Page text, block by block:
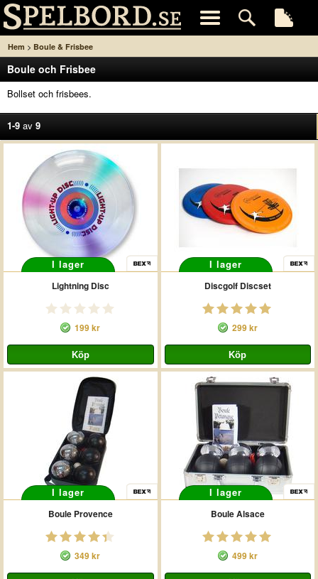
Hem > Boule & Frisbee
Boule och Frisbee
Bollset och frisbees.
1-9 av 9
I lager
Lightning Disc
199 kr
I lager
Discgolf Discset
299 kr
I lager
Boule Provence
349 kr
I lager
Boule Alsace
499 kr